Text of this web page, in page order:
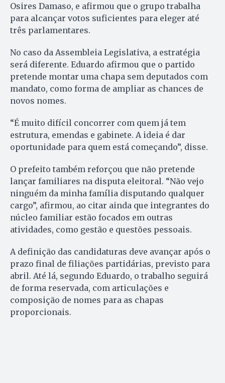
Osires Damaso, e afirmou que o grupo trabalha
para alcançar votos suficientes para eleger até
três parlamentares.
No caso da Assembleia Legislativa, a estratégia
será diferente. Eduardo afirmou que o partido
pretende montar uma chapa sem deputados com
mandato, como forma de ampliar as chances de
novos nomes.
“É muito difícil concorrer com quem já tem
estrutura, emendas e gabinete. A ideia é dar
oportunidade para quem está começando”, disse.
O prefeito também reforçou que não pretende
lançar familiares na disputa eleitoral. “Não vejo
ninguém da minha família disputando qualquer
cargo”, afirmou, ao citar ainda que integrantes do
núcleo familiar estão focados em outras
atividades, como gestão e questões pessoais.
A definição das candidaturas deve avançar após o
prazo final de filiações partidárias, previsto para
abril. Até lá, segundo Eduardo, o trabalho seguirá
de forma reservada, com articulações e
composição de nomes para as chapas
proporcionais.